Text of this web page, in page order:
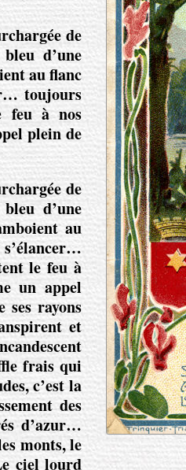
de
d’une
au flanc
toujours
feu à nos
plein de
de
d’une
au
le feu à
un appel
ses rayons
et
frais qui
c’est la
des
d’azur…
monts, le
ciel lourd